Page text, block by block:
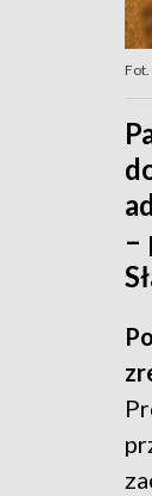
Fot.
–